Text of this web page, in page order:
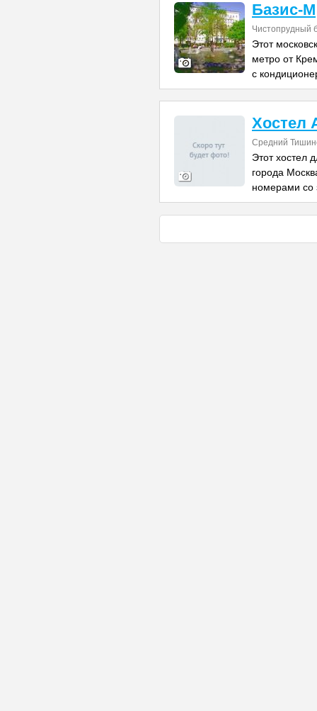
Базис-М
Чистопрудный
Этот
метро от
с
Хостел
Средний
Этот хостел
города
номерами со